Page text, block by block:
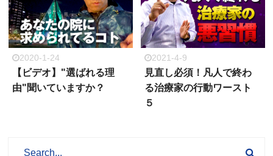
2020-1-24
【ビデオ】"選ばれる理
由"聞いていますか？
2021-4-9
見直し必須！凡人で終わ
る治療家の行動ワースト
５